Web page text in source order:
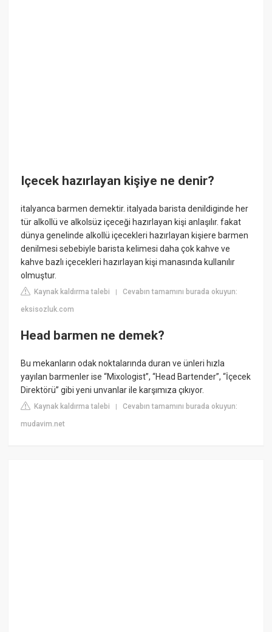
Içecek hazırlayan kişiye ne denir?
italyanca barmen demektir. italyada barista denildiginde her
tür alkollü ve alkolsüz içeceği hazırlayan kişi anlaşılır. fakat
dünya genelinde alkollü içecekleri hazırlayan kişiere barmen
denilmesi sebebiyle barista kelimesi daha çok kahve ve
kahve bazlı içecekleri hazırlayan kişi manasında kullanılır
olmuştur.
Kaynak kaldırma talebi |Cevabın tamamını burada okuyun:
eksisozluk.com
Head barmen ne demek?
Bu mekanların odak noktalarında duran ve ünleri hızla
yayılan barmenler ise “Mixologist”, “Head Bartender”, “İçecek
Direktörü” gibi yeni unvanlar ile karşımıza çıkıyor.
Kaynak kaldırma talebi |Cevabın tamamını burada okuyun:
mudavim.net